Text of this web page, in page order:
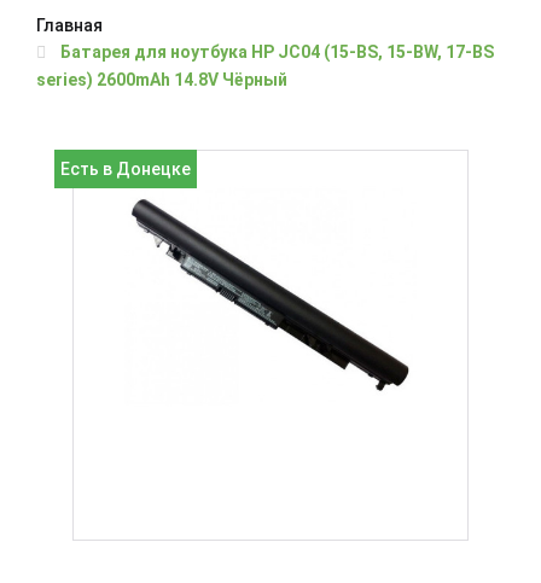
Главная
Батарея для ноутбука HP JC04 (15-BS, 15-BW, 17-BS
series) 2600mAh 14.8V Чёрный
Есть в Донецке